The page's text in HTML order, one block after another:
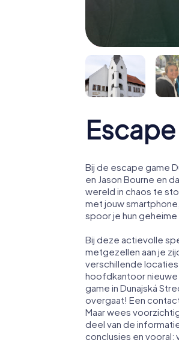
Bij de escape game
en Jason Bourne en
wereld in chaos te
met jouw
spoor je hun
Bij deze actievolle
metgezellen aan je
verschillende locaties
hoofdkantoor nieuwe
game in Dunajská
overgaat! Een
Maar wees
deel van de
conclusies en vooral: